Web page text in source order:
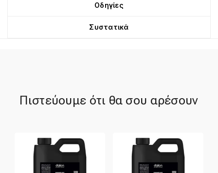
Οδηγίες
Συστατικά
Πιστεύουμε ότι θα σου αρέσουν